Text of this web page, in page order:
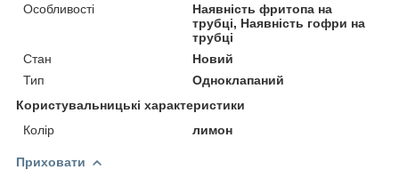
Особливості
Наявність фритопа на
трубці, Наявність гофри на
трубці
Стан
Новий
Тип
Одноклапаний
Користувальницькі характеристики
Колір
лимон
Приховати